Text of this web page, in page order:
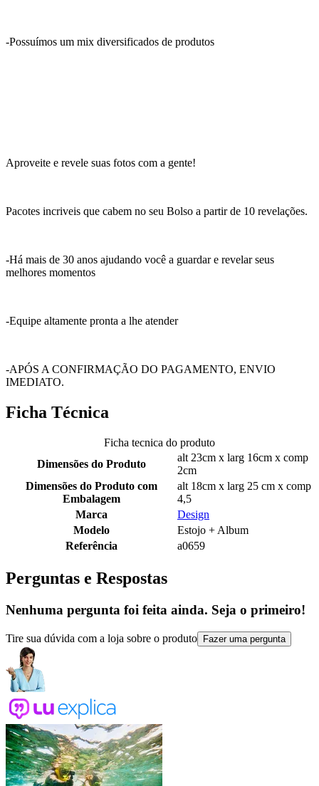
-Possuímos um mix diversificados de produtos
Aproveite e revele suas fotos com a gente!
Pacotes incriveis que cabem no seu Bolso a partir de 10 revelações.
-Há mais de 30 anos ajudando você a guardar e revelar seus
melhores momentos
-Equipe altamente pronta a lhe atender
-APÓS A CONFIRMAÇÃO DO PAGAMENTO, ENVIO
IMEDIATO.
Ficha Técnica
Ficha tecnica do produto
Dimensões do Produto
alt 23cm x larg 16cm x comp
2cm
Dimensões do Produto com
Embalagem
alt 18cm x larg 25 cm x comp
4,5
Marca
Design
Modelo
Estojo + Album
Referência
a0659
Perguntas e Respostas
Nenhuma pergunta foi feita ainda. Seja o primeiro!
Tire sua dúvida com a loja sobre o produto Fazer uma pergunta